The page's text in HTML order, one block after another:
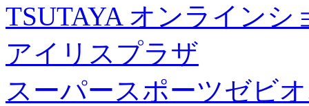
TSUTAYA オンラインシ
アイリスプラザ
スーパースポーツゼビ